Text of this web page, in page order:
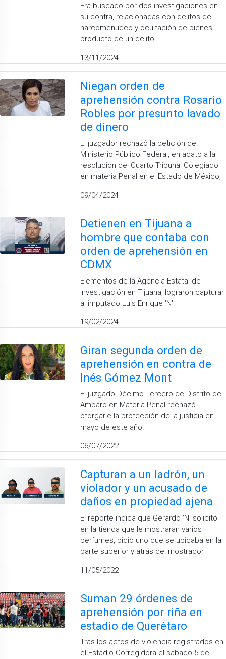
Era buscado por dos investigaciones en
su contra, relacionadas con delitos de
narcomenudeo y ocultación de bienes
producto de un delito.
13/11/2024
Niegan orden de
aprehensión contra Rosario
Robles por presunto lavado
de dinero
El juzgador rechazó la petición del
Ministerio Público Federal, en acato a la
resolución del Cuarto Tribunal Colegiado
en materia Penal en el Estado de México,
09/04/2024
Detienen en Tijuana a
hombre que contaba con
orden de aprehensión en
CDMX
Elementos de la Agencia Estatal de
Investigación en Tijuana, lograron capturar
al imputado Luis Enrique 'N'.
19/02/2024
Giran segunda orden de
aprehensión en contra de
Inés Gómez Mont
El juzgado Décimo Tercero de Distrito de
Amparo en Materia Penal rechazó
otorgarle la protección de la justicia en
mayo de este año.
06/07/2022
Capturan a un ladrón, un
violador y un acusado de
daños en propiedad ajena
El reporte indica que Gerardo 'N' solicitó
en la tienda que le mostraran varios
perfumes, pidió uno que se ubicaba en la
parte superior y atrás del mostrador
11/05/2022
Suman 29 órdenes de
aprehensión por riña en
estadio de Querétaro
Tras los actos de violencia registrados en
el Estadio Corregidora el sábado 5 de